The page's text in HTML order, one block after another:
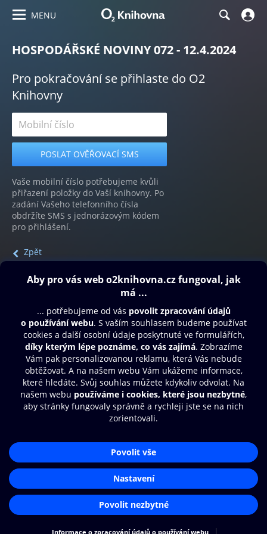
MENU
HOSPODÁŘSKÉ NOVINY 072 - 12.4.2024
Pro pokračování se přihlaste do O2
Knihovny
Vaše mobilní číslo potřebujeme kvůli
přiřazení položky do Vaší knihovny. Po
zadání Vašeho telefonního čísla
obdržíte SMS s jednorázovým kódem
pro přihlášení.
Zpět
Obsah ke stažení
Moje O2 Knihovna
Další zábava
© O2 Czech Republic a.s.
Přístupnost
Zásady zpracování osobních údajů
Nastavení cookies
Aplikace O2 Knihovna
Čti a poslouchej své e-knihy a
audioknihy rychleji a pohodlněji.